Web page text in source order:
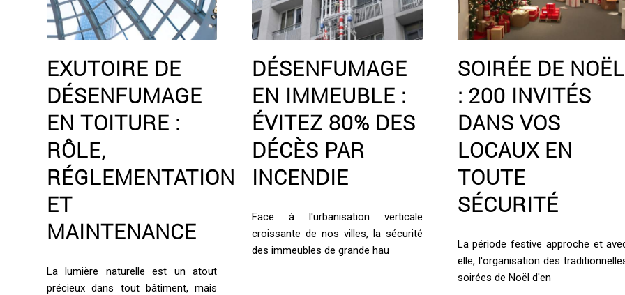
EXUTOIRE DE
DÉSENFUMAGE
EN TOITURE :
RÔLE,
RÉGLEMENTATION
ET
MAINTENANCE
La lumière naturelle est un atout
précieux dans tout bâtiment, mais
DÉSENFUMAGE
EN IMMEUBLE :
ÉVITEZ 80% DES
DÉCÈS PAR
INCENDIE
Face à l'urbanisation verticale
croissante de nos villes, la sécurité
des immeubles de grande hau
SOIRÉE DE NOËL
: 200 INVITÉS
DANS VOS
LOCAUX EN
TOUTE
SÉCURITÉ
La période festive approche et
elle, l'organisation des
soirées de Noël d'en